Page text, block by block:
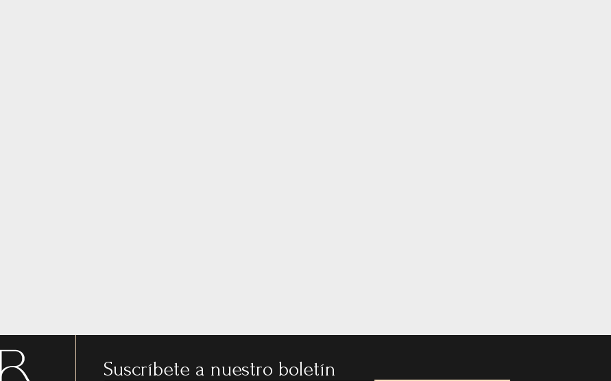
Suscríbete a nuestro boletín